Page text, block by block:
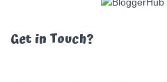
Get in Touch?